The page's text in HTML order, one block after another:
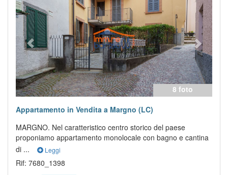
8 foto
Appartamento in Vendita a Margno (LC)
MARGNO. Nel caratteristico centro storico del paese
proponiamo appartamento monolocale con bagno e cantina
di ...
Leggi
Rif: 7680_1398